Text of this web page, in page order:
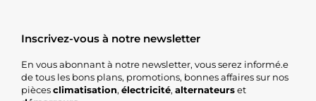
Inscrivez-vous à notre newsletter
En vous abonnant à notre newsletter, vous serez informé.e
de tous les bons plans, promotions, bonnes affaires sur nos
piècesclimatisation, électricité, alternateurset